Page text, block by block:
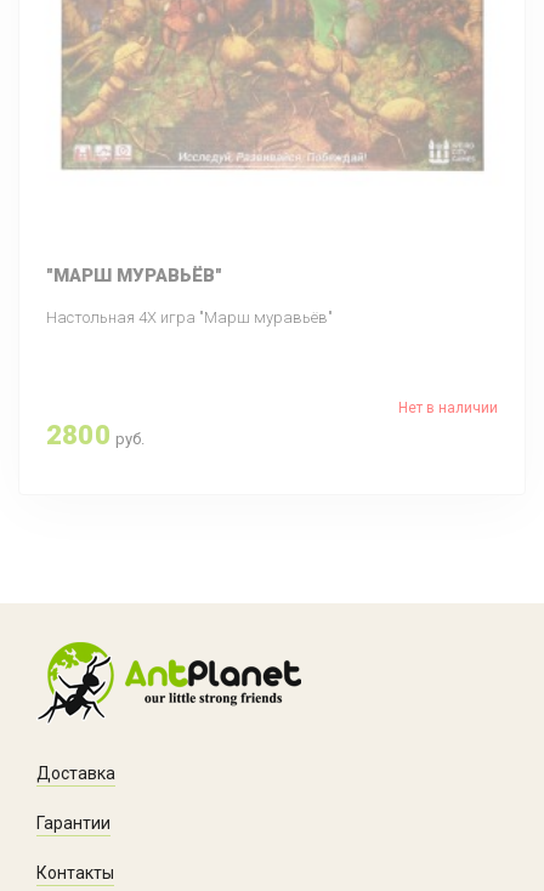
"МАРШ МУРАВЬЁВ"
Настольная 4Х игра "Марш муравьёв"
2800 руб.
Нет в наличии
Доставка
Гарантии
Контакты